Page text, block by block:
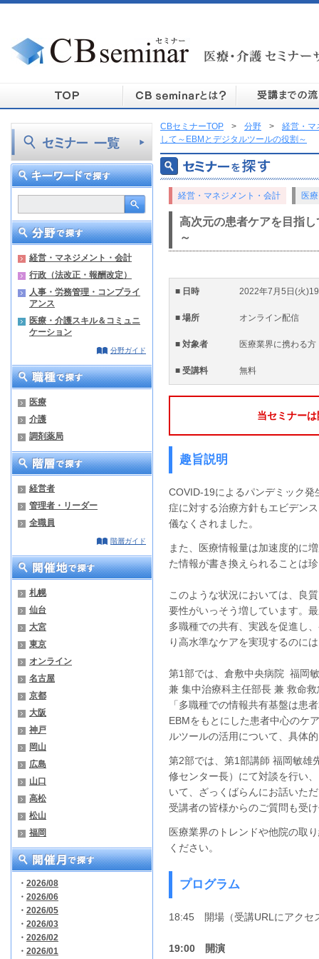
経営・マネジメント・会計
行政（法改正・報酬改定）
人事・労務管理・コンプライ
アンス
医療・介護スキル＆コミュニ
ケーション
分野ガイド
医療
介護
調剤薬局
経営者
管理者・リーダー
全職員
階層ガイド
札幌
仙台
大宮
東京
オンライン
名古屋
京都
大阪
神戸
岡山
広島
山口
高松
松山
福岡
・ 2026/08
・ 2026/06
・ 2026/05
・ 2026/03
・ 2026/02
・ 2026/01
CBセミナーTOP > 分野 >
経営・マ
して～EBMとデジタルツールの役割～
経営・マネジメント・会計 医療
高次元の患者ケアを目指
～
■ 日時 2022年7月5日(火
■ 場所 オンライン配信
■ 対象者 医療業界に携わる方
■ 受講料 無料
当セミナー
趣旨説明
COVID-19によるパンデミック
症に対する治療方針もエビデン
儀なくされました。
また、医療情報量は加速度的に
た情報が書き換えられることは
このような状況においては、良
要性がいっそう増しています。
多職種での共有、実践を促進し
り高水準なケアを実現するのに
第1部では、倉敷中央病院 福岡
兼 集中治療科主任部長 兼 救命
「多職種での情報共有基盤は患
EBMをもとにした患者中心のケ
ルツールの活用について、具体
第2部では、第1部講師 福岡敏雄
修センター長）にて対談を行い
いて、ざっくばらんにお話いた
受講者の皆様からのご質問も受
医療業界のトレンドや他院の取
ください。
プログラム
18:45 開場（受講URLにアクセ
19:00 開演